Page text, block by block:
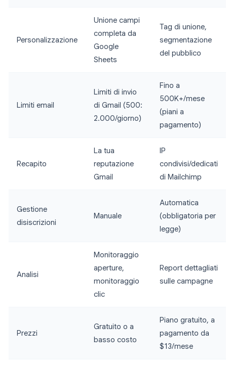
Personalizzazione
Unione campi
completa da
Google
Sheets
Tag di unione,
segmentazione
del pubblico
Limiti email
Limiti di invio
di Gmail (500:
2.000/giorno)
Fino a
500K+/mese
(piani a
pagamento)
Recapito
La tua
reputazione
Gmail
IP
condivisi/dedicati
di Mailchimp
Gestione
disiscrizioni
Manuale
Automatica
(obbligatoria per
legge)
Analisi
Monitoraggio
aperture,
monitoraggio
clic
Report dettagliati
sulle campagne
Prezzi
Gratuito o a
basso costo
Piano gratuito, a
pagamento da
$13/mese